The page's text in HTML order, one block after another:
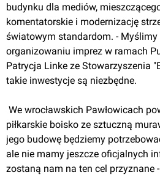
budynku dla mediów,
komentatorskie i modernizację
światowym standardom. -
organizowaniu imprez w ramach
Patrycja Linke ze Stowarzyszenia
takie inwestycje są niezbędne.
piłkarskie boisko ze sztuczną
jego budowę będziemy
ale nie mamy jeszcze oficjalnych
zostaną nam na ten cel przyznane